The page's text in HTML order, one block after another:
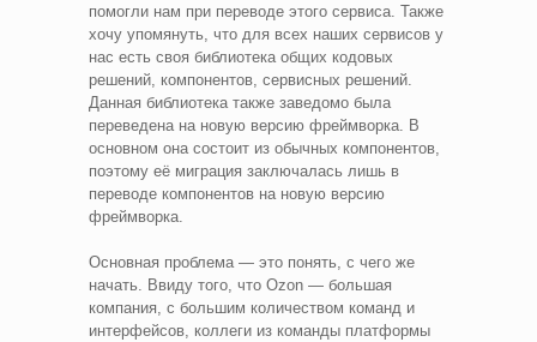
помогли нам при переводе этого сервиса. Также
хочу упомянуть, что для всех наших сервисов у
нас есть своя библиотека общих кодовых
решений, компонентов, сервисных решений.
Данная библиотека также заведомо была
переведена на новую версию фреймворка. В
основном она состоит из обычных компонентов,
поэтому её миграция заключалась лишь в
переводе компонентов на новую версию
фреймворка.
Основная проблема — это понять, с чего же
начать. Ввиду того, что Ozon — большая
компания, с большим количеством команд и
интерфейсов, коллеги из команды платформы